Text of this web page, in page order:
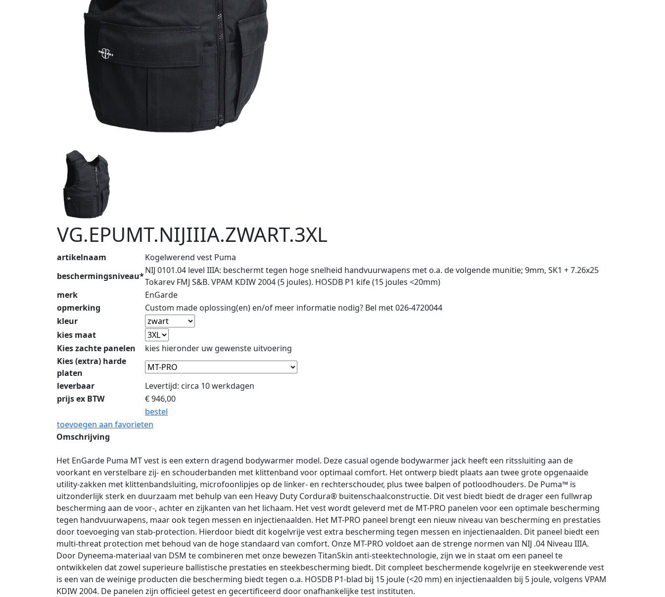
VG.EPUMT.NIJIIIA.ZWART.3XL
artikelnaam
Kogelwerend vest Puma
beschermingsniveau*
NIJ 0101.04 level IIIA: beschermt tegen hoge snelheid handvuurwapens met o.a. de volgende munitie; 9mm, SK1 + 7.26x25
Tokarev FMJ S&B. VPAM KDIW 2004 (5 joules). HOSDB P1 kife (15 joules <20mm)
merk
EnGarde
opmerking
Custom made oplossing(en) en/of meer informatie nodig? Bel met 026-4720044
kleur
kies maat
Kies zachte panelen
kies hieronder uw gewenste uitvoering
Kies (extra) harde
platen
leverbaar
Levertijd: circa 10 werkdagen
prijs ex BTW
€946,00
bestel
toevoegen aan favorieten
Omschrijving
Het EnGarde Puma MT vest is een extern dragend bodywarmer model. Deze casual ogende bodywarmer jack heeft een ritssluiting aan de
voorkant en verstelbare zij- en schouderbanden met klittenband voor optimaal comfort. Het ontwerp biedt plaats aan twee grote opgenaaide
utility-zakken met klittenbandsluiting, microfoonlipjes op de linker- en rechterschouder, plus twee balpen of potloodhouders. De Puma™ is
uitzonderlijk sterk en duurzaam met behulp van een Heavy Duty Cordura® buitenschaalconstructie. Dit vest biedt biedt de drager een fullwrap
bescherming aan de voor-, achter en zijkanten van het lichaam. Het vest wordt geleverd met de MT-PRO panelen voor een optimale bescherming
tegen handvuurwapens, maar ook tegen messen en injectienaalden. Het MT-PRO paneel brengt een nieuw niveau van bescherming en prestaties
door toevoeging van stab-protection. Hierdoor biedt dit kogelvrije vest extra bescherming tegen messen en injectienaalden. Dit paneel biedt een
multi-threat protection met behoud van de hoge standaard van comfort. Onze MT-PRO voldoet aan de strenge normen van NIJ .04 Niveau IIIA.
Door Dyneema-materiaal van DSM te combineren met onze bewezen TitanSkin anti-steektechnologie, zijn we in staat om een paneel te
ontwikkelen dat zowel superieure ballistische prestaties en steekbescherming biedt. Dit compleet beschermende kogelvrije en steekwerende vest
is een van de weinige producten die bescherming biedt tegen o.a. HOSDB P1-blad bij 15 joule (<20 mm) en injectienaalden bij 5 joule, volgens VPAM
KDIW 2004. De panelen zijn officieel getest en gecertificeerd door onafhankelijke test instituten.